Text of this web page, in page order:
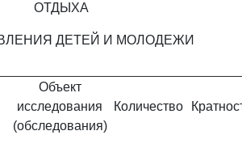
ОТДЫХА
ДЕТЕЙ И МОЛОДЕЖИ
Объект
исследования
(обследования)
Количество